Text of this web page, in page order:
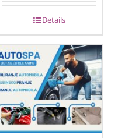
Details